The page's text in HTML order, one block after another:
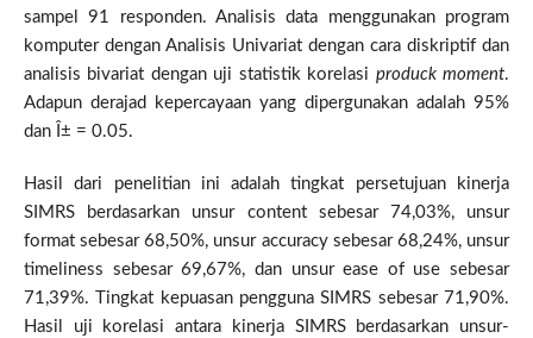
sampel 91 responden. Analisis data menggunakan program
komputer dengan Analisis Univariat dengan cara diskriptif dan
analisis bivariat dengan uji statistik korelasi produck moment.
Adapun derajad kepercayaan yang dipergunakan adalah 95%
dan Î± = 0.05.
Hasil dari penelitian ini adalah tingkat persetujuan kinerja
SIMRS berdasarkan unsur content sebesar 74,03%, unsur
format sebesar 68,50%, unsur accuracy sebesar 68,24%, unsur
timeliness sebesar 69,67%, dan unsur ease of use sebesar
71,39%. Tingkat kepuasan pengguna SIMRS sebesar 71,90%.
Hasil uji korelasi antara kinerja SIMRS berdasarkan unsur-